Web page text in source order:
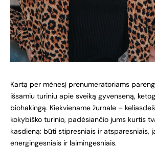
Kartą per mėnesį prenumeratoriams
išsamiu turiniu apie sveiką gyvenseną,
biohakingą. Kiekviename žurnale –
kokybiško turinio, padėsiančio jums kurtis
kasdieną: būti stipresniais ir atsparesniais,
energingesniais ir laimingesniais.